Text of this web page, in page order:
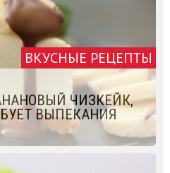
ВКУСНЫЕ РЕЦЕПТЫ
ЧИЗКЕЙК,
ВЫПЕКАНИЯ